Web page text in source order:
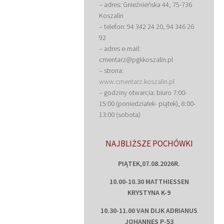
– adres: Gnieźnieńska 44, 75-736
Koszalin
– telefon: 94 342 24 20, 94 346 26
92
– adres e-mail:
cmentarz@pgkkoszalin.pl
– strona:
www.cmentarz.koszalin.pl
– godziny otwarcia: biuro 7:00-
15:00 (poniedziałek- piątek), 8:00-
13:00 (sobota)
NAJBLIŻSZE POCHÓWKI
PIĄTEK,07.08.2026R.
10.00-10.30 MATTHIESSEN
KRYSTYNA K-9
10.30-11.00 VAN DIJK ADRIANUS
JOHANNES P-53